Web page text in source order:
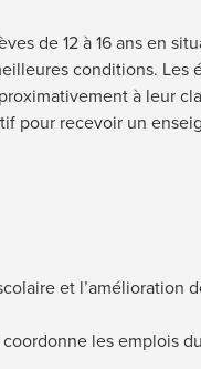
de 12 à 16 ans en
conditions. Les
à leur
pour recevoir un
et l’amélioration
les emplois